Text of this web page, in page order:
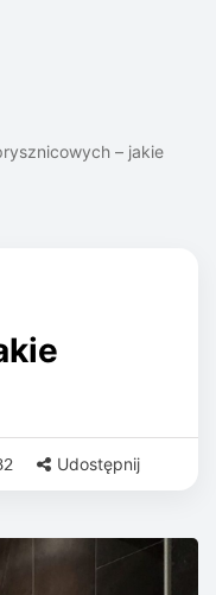
– jakie
Udostępnij